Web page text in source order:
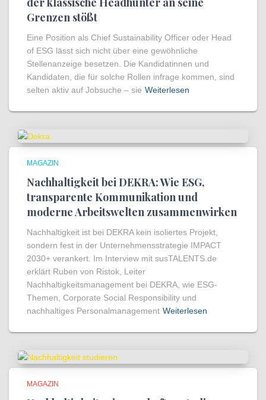
Grenzen stößt
Eine Position als Chief Sustainability Officer oder Head
of ESG lässt sich nicht über eine gewöhnliche
Stellenanzeige besetzen. Die Kandidatinnen und
Kandidaten, die für solche Rollen infrage kommen, sind
selten aktiv auf Jobsuche – sie Weiterlesen
MAGAZIN
Nachhaltigkeit bei DEKRA: Wie ESG,
transparente Kommunikation und
moderne Arbeitswelten zusammenwirken
Nachhaltigkeit ist bei DEKRA kein isoliertes Projekt,
sondern fest in der Unternehmensstrategie IMPACT
2030+ verankert. Im Interview mit susTALENTS.de
erklärt Ruben von Ristok, Leiter
Nachhaltigkeitsmanagement bei DEKRA, wie ESG-
Themen, Corporate Social Responsibility und
nachhaltiges Personalmanagement Weiterlesen
MAGAZIN